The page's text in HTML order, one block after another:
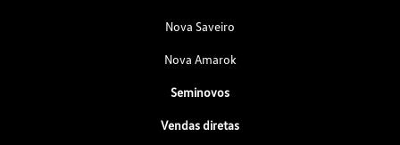
Nova Saveiro
Nova Amarok
Seminovos
Vendas diretas